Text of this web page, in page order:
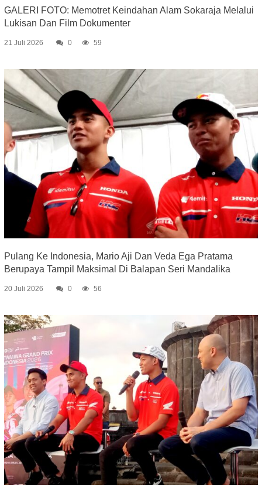
GALERI FOTO: Memotret Keindahan Alam Sokaraja Melalui
Lukisan Dan Film Dokumenter
21 Juli 2026 0 59
Pulang Ke Indonesia, Mario Aji Dan Veda Ega Pratama
Berupaya Tampil Maksimal Di Balapan Seri Mandalika
20 Juli 2026 0 56